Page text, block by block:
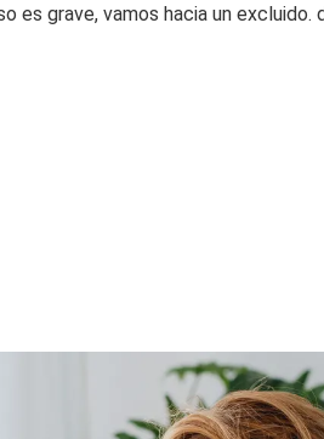
es grave, vamos hacia un excluido.